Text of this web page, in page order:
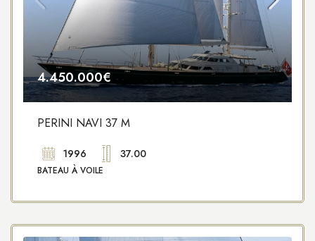
4.450.000€
PERINI NAVI 37 M
1996 37.00
BATEAU À VOILE